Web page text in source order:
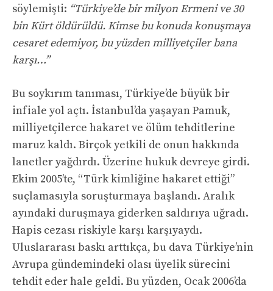
söylemişti: “Türkiye’de bir milyon Ermeni ve 30
bin Kürt öldürüldü. Kimse bu konuda konuşmaya
cesaret edemiyor, bu yüzden milliyetçiler bana
karşı…”
Bu soykırım tanıması, Türkiye’de büyük bir
infiale yol açtı. İstanbul’da yaşayan Pamuk,
milliyetçilerce hakaret ve ölüm tehditlerine
maruz kaldı. Birçok yetkili de onun hakkında
lanetler yağdırdı. Üzerine hukuk devreye girdi.
Ekim 2005’te, “Türk kimliğine hakaret ettiği”
suçlamasıyla soruşturmaya başlandı. Aralık
ayındaki duruşmaya giderken saldırıya uğradı.
Hapis cezası riskiyle karşı karşıyaydı.
Uluslararası baskı arttıkça, bu dava Türkiye’nin
Avrupa gündemindeki olası üyelik sürecini
tehdit eder hale geldi. Bu yüzden, Ocak 2006’da